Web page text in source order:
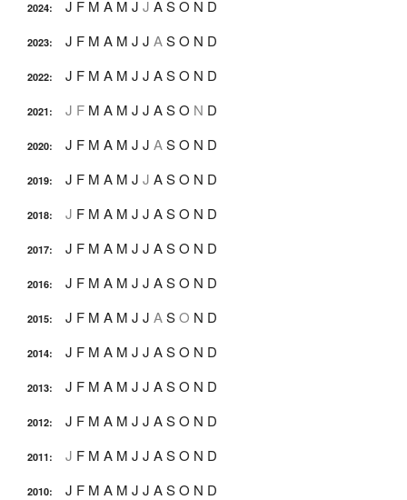
2024: J F M A M J J ASO N D
2023: J F M A M J J ASO N D
2022: J F M A M J J ASO N D
2021: J F M A M J J ASO N D
2020: J F M A M J J ASO N D
2019: J F M A M J J ASO N D
2018: J F M A M J J ASO N D
2017: J F M A M J J ASO N D
2016: J F M A M J J ASO N D
2015: J F M A M J J ASO N D
2014: J F M A M J J ASO N D
2013: J F M A M J J ASO N D
2012: J F M A M J J ASO N D
2011: J F M A M J J ASO N D
2010: J F M A M J J ASO N D